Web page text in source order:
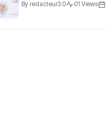
By redacteur3.0 01 Views